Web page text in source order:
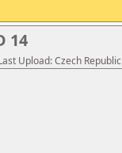
14
Upload: Czech